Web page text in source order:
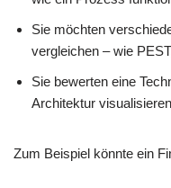
Sie möchten
vergleichen – wie
Sie bewerten eine
Architektur
Zum Beispiel könnte ein